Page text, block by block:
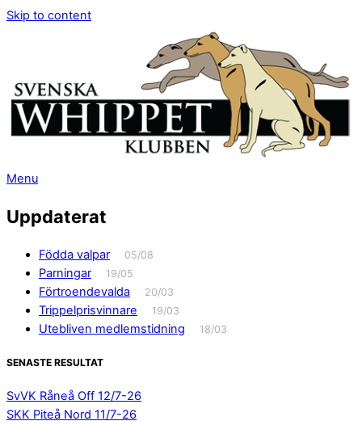
Skip to content
Menu
Uppdaterat
Födda valpar 05/08
Parningar 19/05
Förtroendevalda 20/03
Trippelprisvinnare 19/03
Utebliven medlemstidning 18/03
SENASTE RESULTAT
SvVK Råneå Off 12/7-26
SKK Piteå Nord 11/7-26